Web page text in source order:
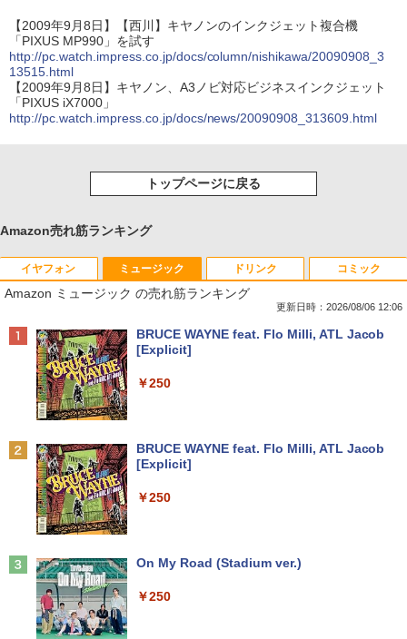
【2009年9月8日】【西川】キヤノンのインクジェット複合機
「PIXUS MP990」を試す
http://pc.watch.impress.co.jp/docs/column/nishikawa/20090908_3
13515.html
【2009年9月8日】キヤノン、A3ノビ対応ビジネスインクジェット
「PIXUS iX7000」
http://pc.watch.impress.co.jp/docs/news/20090908_313609.html
トップページに戻る
Amazon売れ筋ランキング
イヤフォン
Anker Soundcore P40i オフホワイト
Anker Soundcore P31i ブラック
Anker Soundcore Liberty 5 ミッドナイトブ
ミュージック
Amazon ミュージック の売れ筋ランキング
更新日時：2026/08/06 12:06
BRUCE WAYNE feat. Flo Milli, ATL Jacob
[Explicit]
￥250
BRUCE WAYNE feat. Flo Milli, ATL Jacob
[Explicit]
￥250
On My Road (Stadium ver.)
￥250
ドリンク コミック